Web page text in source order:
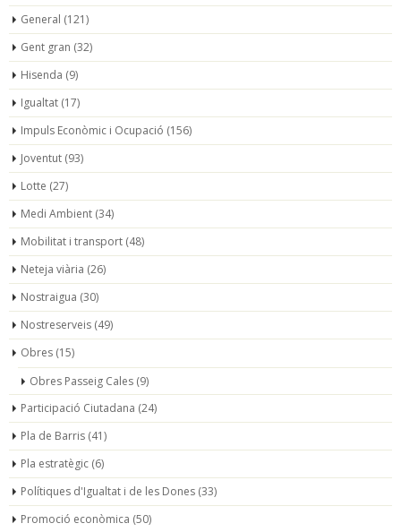
General (121)
Gent gran (32)
Hisenda (9)
Igualtat (17)
Impuls Econòmic i Ocupació (156)
Joventut (93)
Lotte (27)
Medi Ambient (34)
Mobilitat i transport (48)
Neteja viària (26)
Nostraigua (30)
Nostreserveis (49)
Obres (15)
Obres Passeig Cales (9)
Participació Ciutadana (24)
Pla de Barris (41)
Pla estratègic (6)
Polítiques d'Igualtat i de les Dones (33)
Promoció econòmica (50)